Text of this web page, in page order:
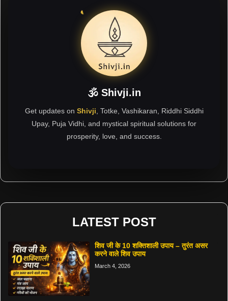
🕉 Shivji.in
Get updates on Shivji, Totke, Vashikaran, Riddhi Siddhi
Upay, Puja Vidhi, and mystical spiritual solutions for
prosperity, love, and success.
LATEST POST
शिव जी के 10 शक्तिशाली उपाय – तुरंत असर
करने वाले शिव उपाय
March 4, 2026